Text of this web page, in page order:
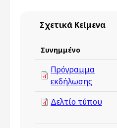
Σχετικά Κείμενα
Συνημμένο
Πρόγραμμα
εκδήλωσης
Δελτίο τύπου